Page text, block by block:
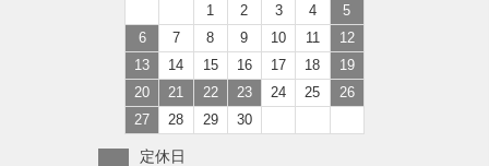
1
2 3 4
5
6
7 8 9 10 11
12
13
14 15 16 17 18
19
20
21 22 23 24 25
26
27
28 29 30
定休日